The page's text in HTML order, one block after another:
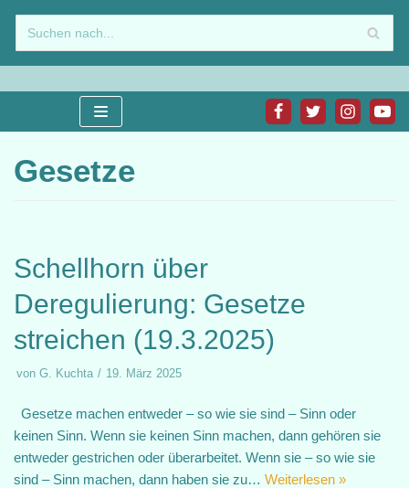
Zum
Inhalt
springen
Gesetze
Schellhorn über
Deregulierung: Gesetze
streichen (19.3.2025)
von G. Kuchta 19. März 2025
Gesetze machen entweder – so wie sie sind – Sinn oder
keinen Sinn. Wenn sie keinen Sinn machen, dann gehören sie
entweder gestrichen oder überarbeitet. Wenn sie – so wie sie
sind – Sinn machen, dann haben sie zu… Weiterlesen »